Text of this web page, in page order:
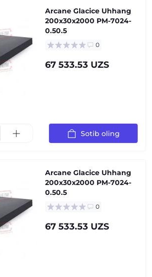
Arcane Glacice Uhhang
200x30x2000 PM-7024-
0.50.5
0
67 533.53 UZS
Sotib oling
Arcane Glacice Uhhang
200x30x2000 PM-7024-
0.50.5
0
67 533.53 UZS